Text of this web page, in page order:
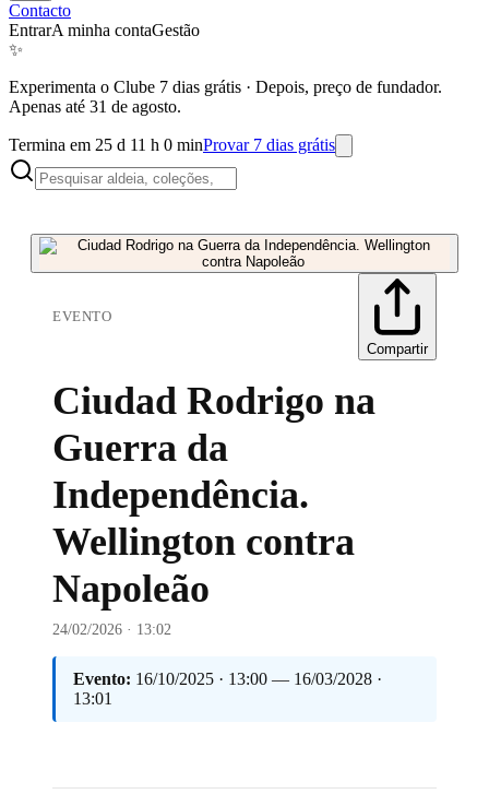
Contacto
EntrarA minha contaGestão
✨
Experimenta o Clube 7 dias grátis · Depois, preço de fundador.
Apenas até 31 de agosto.
Termina em 25 d 11 h 0 minProvar 7 dias grátis
EVENTO
Compartir
Ciudad Rodrigo na
Guerra da
Independência.
Wellington contra
Napoleão
24/02/2026 · 13:02
Evento: 16/10/2025 · 13:00 — 16/03/2028 ·
13:01